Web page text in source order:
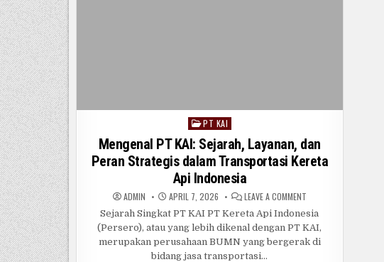
Posted
in
PT KAI
Mengenal PT KAI: Sejarah, Layanan, dan
Peran Strategis dalam Transportasi Kereta
Api Indonesia
ADMIN APRIL 7, 2026 LEAVE A COMMENTON
PT
SEJARAH,
LAYANAN,
DAN
Sejarah Singkat PT KAI PT Kereta Api Indonesia
(Persero), atau yang lebih dikenal dengan PT KAI,
merupakan perusahaan BUMN yang bergerak di
bidang jasa transportasi…